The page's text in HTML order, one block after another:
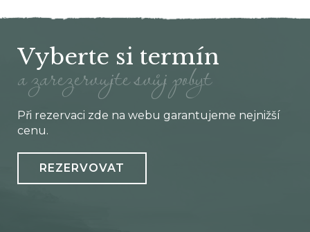
Vyberte si termín
a zarezervujte svůj pobyt
Při rezervaci zde na webu garantujeme nejnižší
cenu.
REZERVOVAT